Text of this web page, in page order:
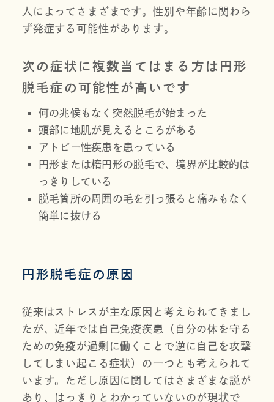
人によってさまざまです。性別や年齢に関わら
ず発症する可能性があります。
次の症状に複数当てはまる方は円形
脱毛症の可能性が高いです
何の兆候もなく突然脱毛が始まった
頭部に地肌が見えるところがある
アトピー性疾患を患っている
円形または楕円形の脱毛で、境界が比較的は
っきりしている
脱毛箇所の周囲の毛を引っ張ると痛みもなく
簡単に抜ける
円形脱毛症の原因
従来はストレスが主な原因と考えられてきまし
たが、近年では自己免疫疾患（自分の体を守る
ための免疫が過剰に働くことで逆に自己を攻撃
してしまい起こる症状）の一つとも考えられて
います。ただし原因に関してはさまざまな説が
あり、はっきりとわかっていないのが現状で